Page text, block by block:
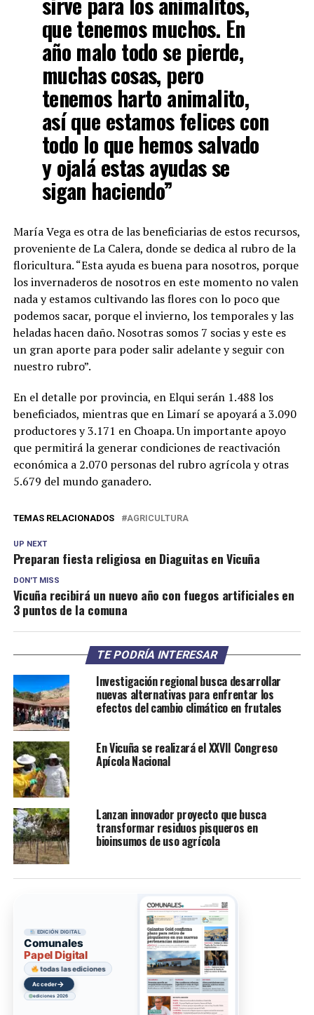
que tenemos muchos. En
año malo todo se pierde,
muchas cosas, pero
tenemos harto animalito,
así que estamos felices con
todo lo que hemos salvado
y ojalá estas ayudas se
sigan haciendo”
María Vega es otra de las beneficiarias de estos recursos,
proveniente de La Calera, donde se dedica al rubro de la
floricultura. “Esta ayuda es buena para nosotros, porque
los invernaderos de nosotros en este momento no valen
nada y estamos cultivando las flores con lo poco que
podemos sacar, porque el invierno, los temporales y las
heladas hacen daño. Nosotras somos 7 socias y este es
un gran aporte para poder salir adelante y seguir con
nuestro rubro”.
En el detalle por provincia, en Elqui serán 1.488 los
beneficiados, mientras que en Limarí se apoyará a 3.090
productores y 3.171 en Choapa. Un importante apoyo
que permitirá la generar condiciones de reactivación
económica a 2.070 personas del rubro agrícola y otras
5.679 del mundo ganadero.
TEMAS RELACIONADOS AGRICULTURA
UP NEXT
Preparan fiesta religiosa en Diaguitas en Vicuña
DON'T MISS
Vicuña recibirá un nuevo año con fuegos artificiales en
3 puntos de la comuna
TE PODRÍA INTERESAR
Investigación regional busca desarrollar
nuevas alternativas para enfrentar los
efectos del cambio climático en frutales
En Vicuña se realizará el XXVII Congreso
Apícola Nacional
Lanzan innovador proyecto que busca
transformar residuos pisqueros en
bioinsumos de uso agrícola
EDICIÓN DIGITAL
Comunales
Papel Digital
todas las ediciones
Acceder→
ediciones 2026